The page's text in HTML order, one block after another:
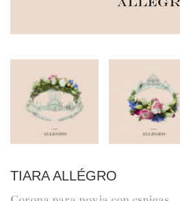
TIARA ALLÉGRO